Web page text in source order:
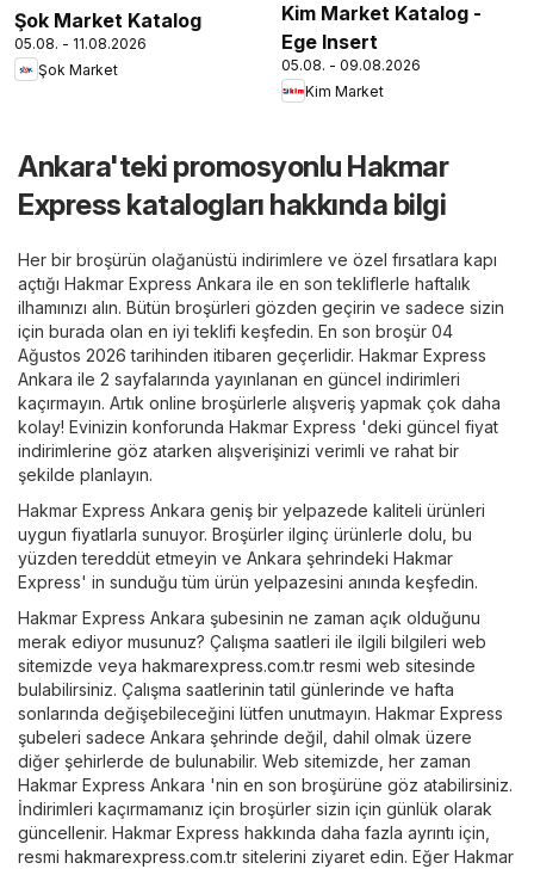
Şok Market Katalog
05.08. - 11.08.2026
Şok Market
Kim Market Katalog -
Ege Insert
05.08. - 09.08.2026
Kim Market
Ankara'teki promosyonlu Hakmar
Express katalogları hakkında bilgi
Her bir broşürün olağanüstü indirimlere ve özel fırsatlara kapı
açtığı Hakmar Express Ankara ile en son tekliflerle haftalık
ilhamınızı alın. Bütün broşürleri gözden geçirin ve sadece sizin
için burada olan en iyi teklifi keşfedin. En son broşür 04
Ağustos 2026 tarihinden itibaren geçerlidir. Hakmar Express
Ankara ile 2 sayfalarında yayınlanan en güncel indirimleri
kaçırmayın. Artık online broşürlerle alışveriş yapmak çok daha
kolay! Evinizin konforunda Hakmar Express 'deki güncel fiyat
indirimlerine göz atarken alışverişinizi verimli ve rahat bir
şekilde planlayın.
Hakmar Express Ankara geniş bir yelpazede kaliteli ürünleri
uygun fiyatlarla sunuyor. Broşürler ilginç ürünlerle dolu, bu
yüzden tereddüt etmeyin ve Ankara şehrindeki Hakmar
Express' in sunduğu tüm ürün yelpazesini anında keşfedin.
Hakmar Express Ankara şubesinin ne zaman açık olduğunu
merak ediyor musunuz? Çalışma saatleri ile ilgili bilgileri web
sitemizde veya hakmarexpress.com.tr resmi web sitesinde
bulabilirsiniz. Çalışma saatlerinin tatil günlerinde ve hafta
sonlarında değişebileceğini lütfen unutmayın. Hakmar Express
şubeleri sadece Ankara şehrinde değil, dahil olmak üzere
diğer şehirlerde de bulunabilir. Web sitemizde, her zaman
Hakmar Express Ankara 'nin en son broşürüne göz atabilirsiniz.
İndirimleri kaçırmamanız için broşürler sizin için günlük olarak
güncellenir. Hakmar Express hakkında daha fazla ayrıntı için,
resmi hakmarexpress.com.tr sitelerini ziyaret edin. Eğer Hakmar